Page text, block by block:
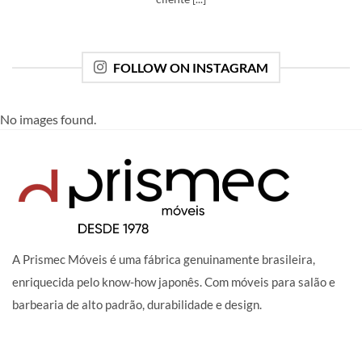
FOLLOW ON INSTAGRAM
No images found.
A Prismec Móveis é uma fábrica genuinamente brasileira,
enriquecida pelo know-how japonês. Com móveis para salão e
barbearia de alto padrão, durabilidade e design.